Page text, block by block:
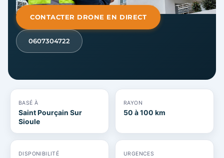
CONTACTER DRONE EN DIRECT
0607304722
BASÉ À
Saint Pourçain Sur
Sioule
RAYON
50 à 100 km
DISPONIBILITÉ URGENCES